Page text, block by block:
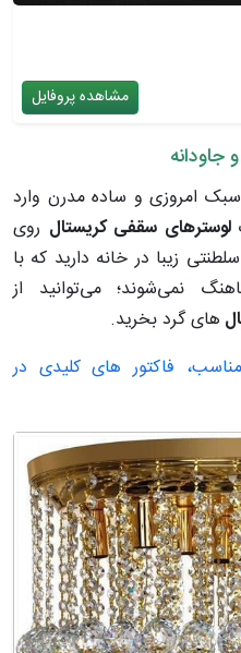
مشاهده پروفایل
امروزی و ساده مدرن وارد
لوسترهای سقفی کریستال روی
زیبا در خانه دارید که با
نمی‌شوند؛ می‌توانید از
‌های گرد بخرید.
فاکتور های کلیدی در